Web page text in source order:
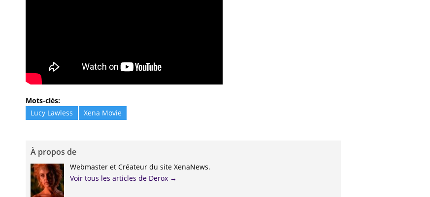
Mots-clés:
Lucy Lawless
Xena Movie
À propos de
Webmaster et Créateur du site XenaNews.
Voir tous les articles de Derox →